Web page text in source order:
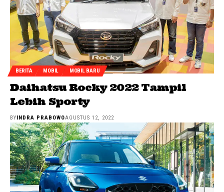
BERITA MOBIL MOBIL BARU
Daihatsu Rocky 2022 Tampil
Lebih Sporty
BYINDRA PRABOWOAGUSTUS 12, 2022